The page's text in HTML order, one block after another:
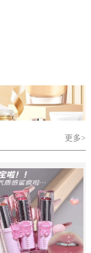
更多>